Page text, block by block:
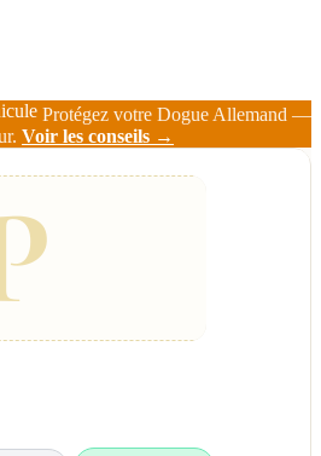
Protégez votre Dogue Allemand —
Voir les conseils →